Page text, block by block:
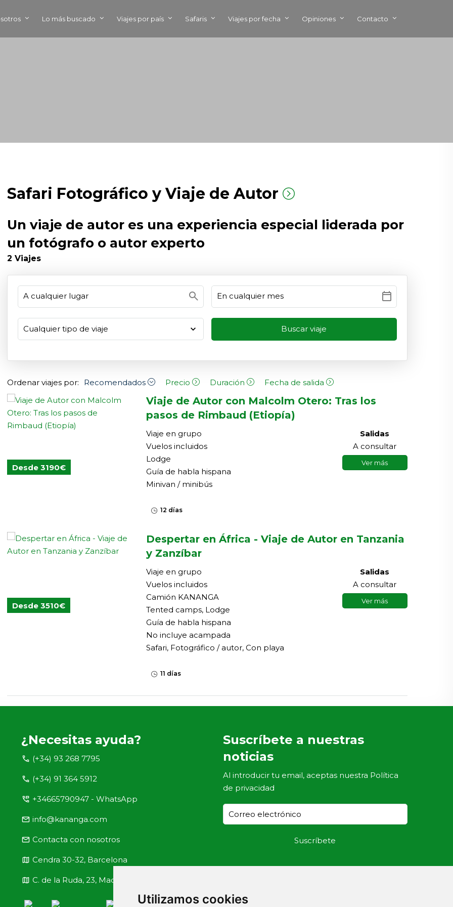
Utilizamos cookies
Lo más buscado Viajes por país Safaris Viajes por fecha Opiniones Contacto
Safari Fotográfico y Viaje de Autor
Un viaje de autor es una experiencia especial liderada por
un fotógrafo o autor experto
2 Viajes
search calendar_today
Ordenar viajes por: Recomendados Precio Duración Fecha de salida
Desde 3190€
Viaje de Autor con Malcolm Otero: Tras los
pasos de Rimbaud (Etiopía)
Viaje en grupo
Vuelos incluidos
Lodge
Guía de habla hispana
Minivan / minibús
12 días
Salidas
A consultar
Ver más
Desde 3510€
Despertar en África - Viaje de Autor en Tanzania
y Zanzíbar
Viaje en grupo
Vuelos incluidos
Camión KANANGA
Tented camps, Lodge
Guía de habla hispana
No incluye acampada
Safari, Fotográfico / autor, Con playa
11 días
Salidas
A consultar
Ver más
¿Necesitas ayuda?
call (+34) 93 268 7795
call (+34) 91 364 5912
perm_phone_msg +34665790947 - WhatsApp
email info@kananga.com
email Contacta con nosotros
map Cendra 30-32, Barcelona
map C. de la Ruda, 23, Madrid
Suscríbete a nuestras
noticias
Al introducir tu email, aceptas nuestra Política
de privacidad